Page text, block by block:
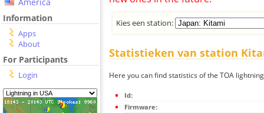
Information
Apps
About
For Participants
Login
Kies een station:
Statistieken van station
Here you can find statistics of the TOA
Id:
Firmware: